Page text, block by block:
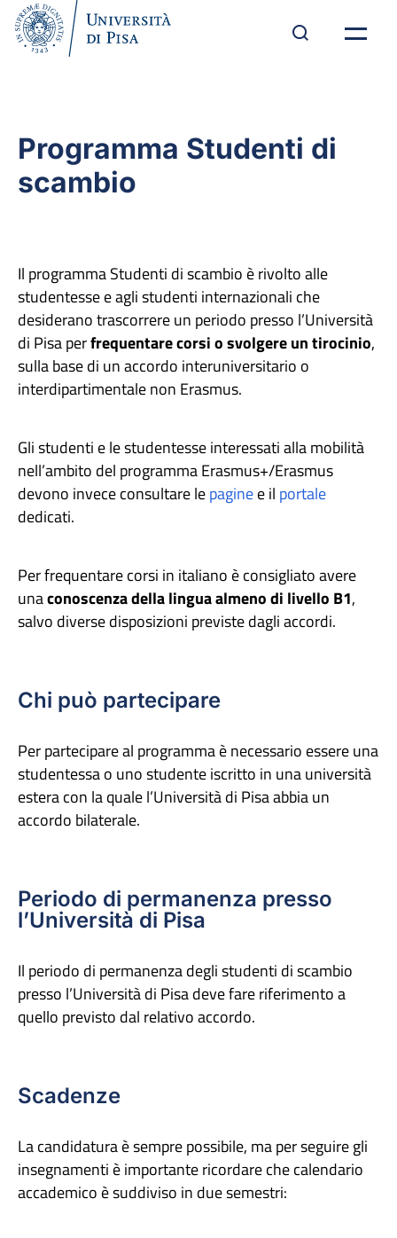
Programma Studenti di
scambio
Il programma Studenti di scambio è rivolto alle
studentesse e agli studenti internazionali che
desiderano trascorrere un periodo presso l’Università
di Pisa perfrequentare corsi o svolgere un tirocinio,
sulla base di un accordo interuniversitario o
interdipartimentale non Erasmus.
Gli studenti e le studentesse interessati alla mobilità
nell’ambito del programma Erasmus+/Erasmus
devono invece consultare lepaginee il portale
dedicati.
Per frequentare corsi in italiano è consigliato avere
unaconoscenza della lingua almeno di livello B1,
salvo diverse disposizioni previste dagli accordi.
Chi può partecipare
Per partecipare al programma è necessario essere una
studentessa o uno studente iscritto in una università
estera con la quale l’Università di Pisa abbia un
accordo bilaterale.
Periodo di permanenza presso
l’Università di Pisa
Il periodo di permanenza degli studenti di scambio
presso l’Università di Pisa deve fare riferimento a
quello previsto dal relativo accordo.
Scadenze
La candidatura è sempre possibile, ma per seguire gli
insegnamenti è importante ricordare che calendario
accademico è suddiviso in due semestri: